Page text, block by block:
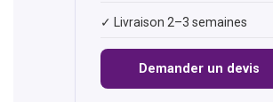
✓ Livraison 2–3 semaines
Demander un devis